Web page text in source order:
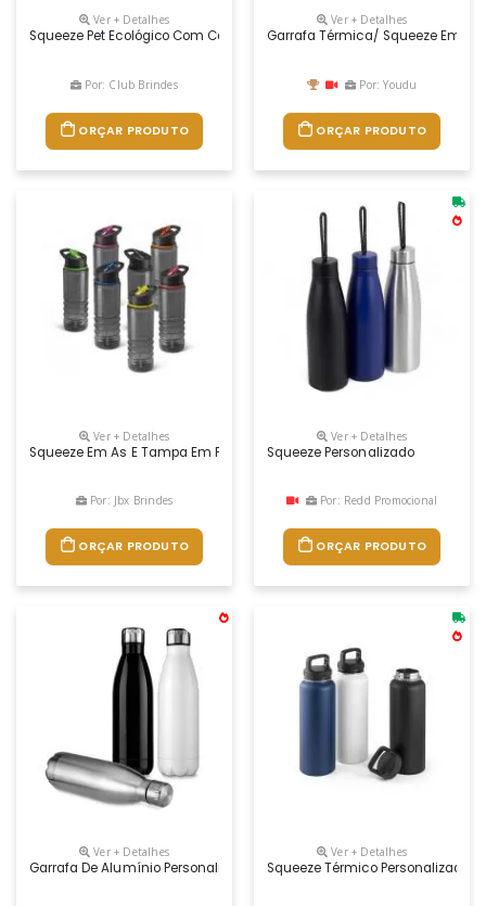
Ver + Detalhes
Squeeze Pet Ecológico Com Capacidade Para 620 Ml. Disponível Em
Por: Club Brindes
ORÇAR PRODUTO
Ver + Detalhes
Garrafa Térmica/ Squeeze Em
Por: Youdu
ORÇAR PRODUTO
Ver + Detalhes
Squeeze Em As E Tampa Em Pp, Com Bico De Canudo Flip E Canudo
Por: Jbx Brindes
ORÇAR PRODUTO
Ver + Detalhes
Squeeze Personalizado
Por: Redd Promocional
ORÇAR PRODUTO
Ver + Detalhes
Garrafa De Alumínio Personalizada Para Brindes. Com Ótimo
Ver + Detalhes
Squeeze Térmico Personalizado